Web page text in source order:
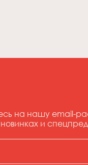
на нашу email-
новинках и